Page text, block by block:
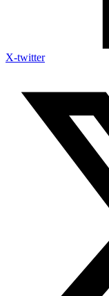
X-twitter